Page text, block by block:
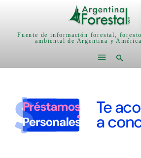
Fuente de información forestal,
ambiental de Argentina y